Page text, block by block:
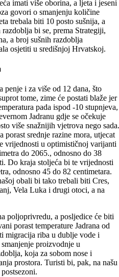
imati više oborina, a ljeta i jeseni
govori o smanjenju količine
trebala biti 10 posto sušnija, a
bi se, prema Strategiji,
a broj sušnih razdoblja
osjetiti u središnjoj Hrvatskoj.
i za više od 12 dana, što
tome, zime će postati blaže jer
pada ispod -10 stupnjeva,
Jadranu gdje se očekuje
više snažnijih vjetrova nego
porast srednje razine mora, utjecat
vrijednosti u optimističnoj varijanti
do 2065., odnosno do 38
Do kraja stoljeća bi te vrijednosti
odnosno 45 do 82 centimetara.
obali bi tako trebali biti Cres,
Vela Luka i drugi otoci, a na
poljoprivredu, a posljedice će biti
porast temperature Jadrana od
migracija riba u dublje vode i
proizvodnje u
koja za sobom nose i
prostora. Turisti bi, pak, na našu